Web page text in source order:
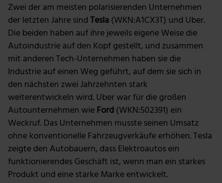
Zwei der am meisten polarisierenden Unternehmen
der letzten Jahre sindTesla(WKN:A1CX3T) und Uber.
Die beiden haben auf ihre jeweils eigene Weise die
Autoindustrie auf den Kopf gestellt, und zusammen
mit anderen Tech-Unternehmen haben sie die
Industrie auf einen Weg geführt, auf dem sie sich in
den nächsten zwei Jahrzehnten stark
weiterentwickeln wird. Uber war für die großen
Autounternehmen wieFord(WKN:502391) ein
Weckruf. Das Unternehmen musste seinen Umsatz
ohne konventionelle Fahrzeugverkäufe erhöhen. Tesla
zeigte den Autobauern, dass Elektroautos ein
funktionierendes Geschäft ist, wenn man ein starkes
Produkt und eine starke Marke entwickelt.